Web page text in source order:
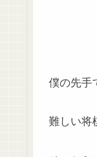
僕の先手
難しい将